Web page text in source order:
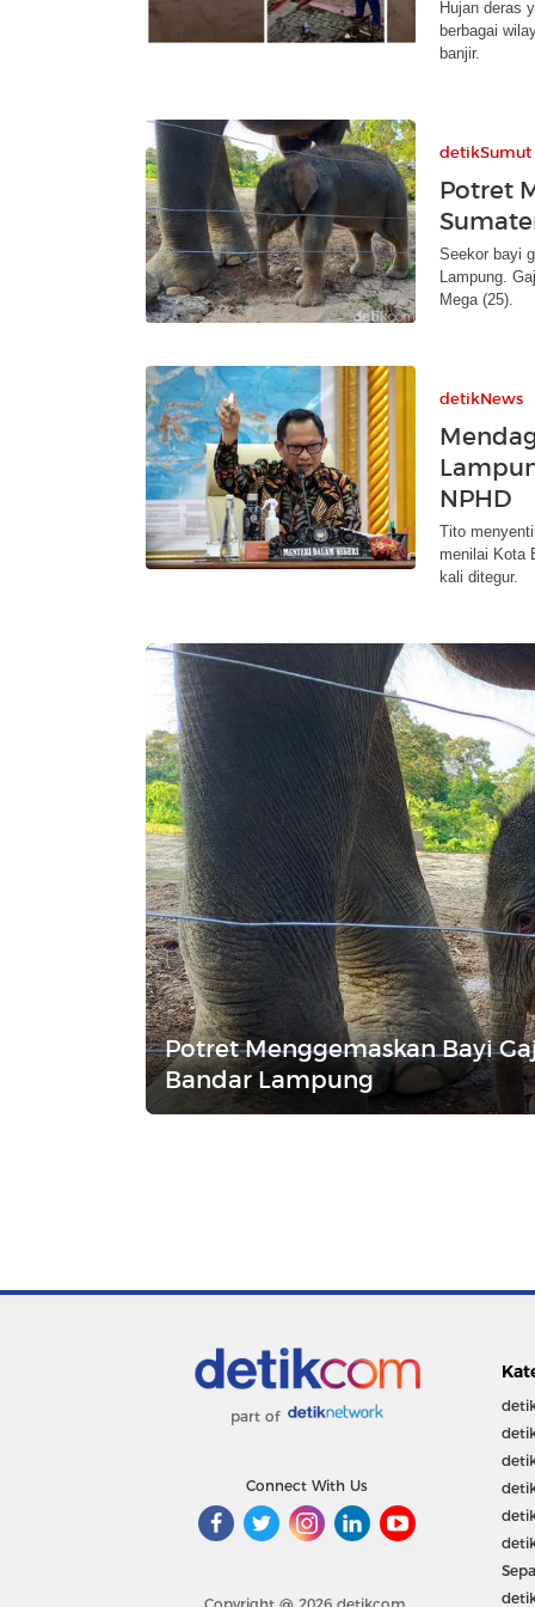
Hujan deras
berbagai
banjir.
detikSumut
Potret
Seekor bayi
Lampung.
Mega (25).
detikNews
NPHD
Tito
menilai Kota
kali ditegur.
Potret Menggemaskan Bayi
Bandar Lampung
part of
Connect With Us